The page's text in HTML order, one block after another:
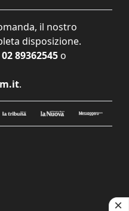
il nostro
disposizione.
02 89362545 o
.